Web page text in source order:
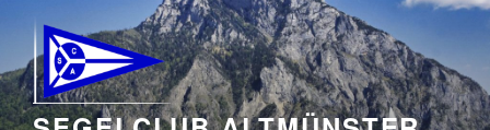
Inhalt
springen